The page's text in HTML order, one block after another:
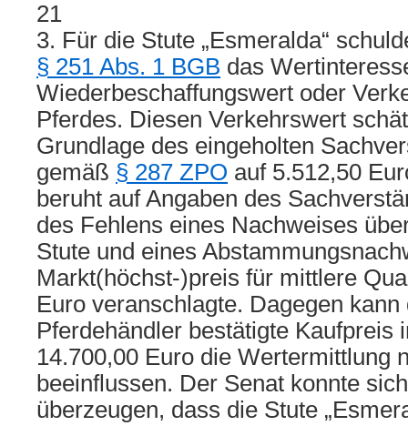
21
3. Für die Stute „Esmeralda“
§ 251 Abs. 1 BGB das
Wiederbeschaffungswert oder
Pferdes. Diesen Verkehrswert
Grundlage des eingeholten
gemäß § 287 ZPO auf 5.512,50
beruht auf Angaben des
des Fehlens eines Nachweises
Stute und eines
Markt(höchst-)preis für mittlere
Euro veranschlagte. Dagegen kann
Pferdehändler bestätigte Kaufpreis
14.700,00 Euro die Wertermittlung
beeinflussen. Der Senat konnte
überzeugen, dass die Stute